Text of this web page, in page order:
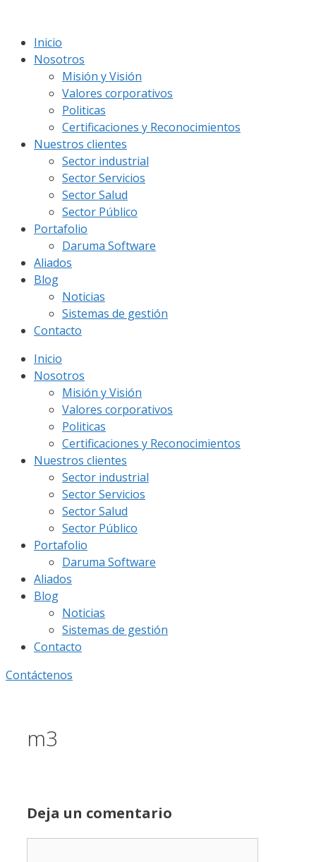
contenido
Inicio
Nosotros
Misión y Visión
Valores corporativos
Politicas
Certificaciones y Reconocimientos
Nuestros clientes
Sector industrial
Sector Servicios
Sector Salud
Sector Público
Portafolio
Daruma Software
Aliados
Blog
Noticias
Sistemas de gestión
Contacto
Inicio
Nosotros
Misión y Visión
Valores corporativos
Politicas
Certificaciones y Reconocimientos
Nuestros clientes
Sector industrial
Sector Servicios
Sector Salud
Sector Público
Portafolio
Daruma Software
Aliados
Blog
Noticias
Sistemas de gestión
Contacto
Contáctenos
m3
Deja un comentario